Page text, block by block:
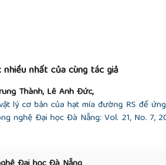
nhất của cùng tác giả
Thành, Lê Anh Đức,
lý cơ bản của hạt mía đường RS để
nghệ Đại học Đà Nẵng: Vol. 21, No. 7,